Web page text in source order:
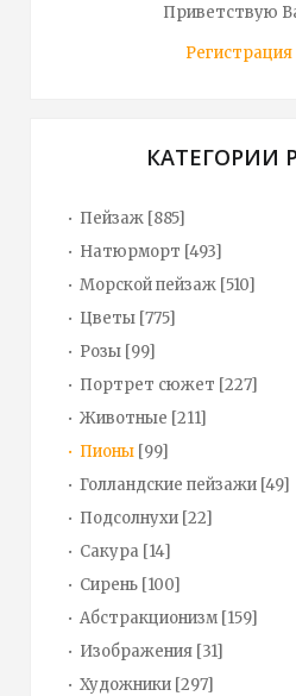
Приветствую
Регистрация
КАТЕГОРИИ
Пейзаж [885]
Натюрморт [493]
Морской пейзаж [510]
Цветы [775]
Розы [99]
Портрет сюжет [227]
Животные [211]
Пионы [99]
Голландские пейзажи [49]
Подсолнухи [22]
Сакура [14]
Сирень [100]
Абстракционизм [159]
Изображения [31]
Художники [297]